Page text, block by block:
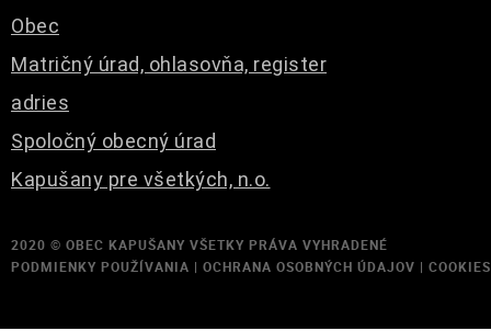
Obec
Matričný úrad, ohlasovňa, register
adries
Spoločný obecný úrad
Kapušany pre všetkých, n.o.
2020 © OBEC KAPUŠANY VŠETKY PRÁVA VYHRADENÉ
PODMIENKY POUŽÍVANIA | OCHRANA OSOBNÝCH ÚDAJOV | COOKIES